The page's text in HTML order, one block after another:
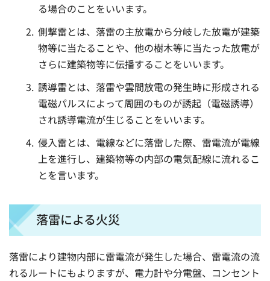
る場合のことをいいます。
側撃雷とは、落雷の主放電から分岐した放電が建築
物等に当たることや、他の樹木等に当たった放電が
さらに建築物等に伝播することをいいます。
誘導雷とは、落雷や雲間放電の発生時に形成される
電磁パルスによって周囲のものが誘起（電磁誘導）
され誘導電流が生じることをいいます。
侵入雷とは、電線などに落雷した際、雷電流が電線
上を進行し、建築物等の内部の電気配線に流れるこ
とを言います。
落雷による火災
落雷により建物内部に雷電流が発生した場合、雷電流の流
れるルートにもよりますが、電力計や分電盤、コンセント